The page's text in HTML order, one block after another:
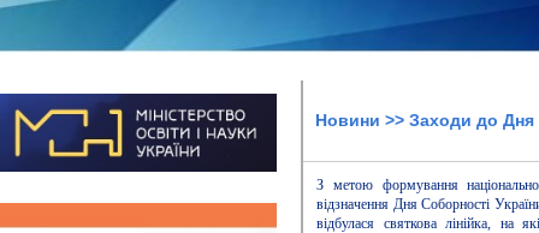
Новини >> Заходи до Дня
З метою формування
відзначення Дня Соборності
відбулася святкова лінійка, на